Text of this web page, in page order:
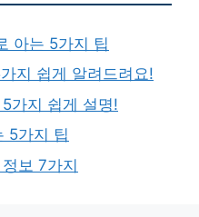
아는 5가지 팁
지 쉽게 알려드려요!
가지 쉽게 설명!
5가지 팁
보 7가지